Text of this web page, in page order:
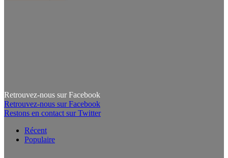
Retrouvez-nous sur Facebook
Retrouvez-nous sur Facebook
Restons en contact sur Twitter
Récent
Populaire